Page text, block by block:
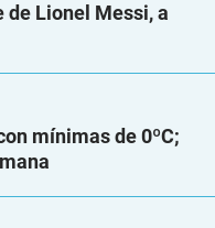
de Lionel Messi, a
mínimas de 0ºC;